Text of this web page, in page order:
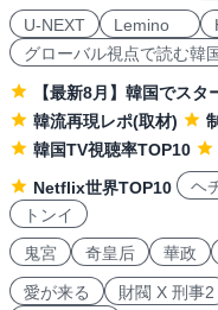
U-NEXT
Lemino
グローバル視点で読む韓
【最新8月】韓国でス
韓流再現レポ(取材)
韓国TV視聴率TOP10
Netflix世界TOP10
ヘ
トンイ
鬼宮
奇皇后 華政
愛が来る 財閥 X 刑事2